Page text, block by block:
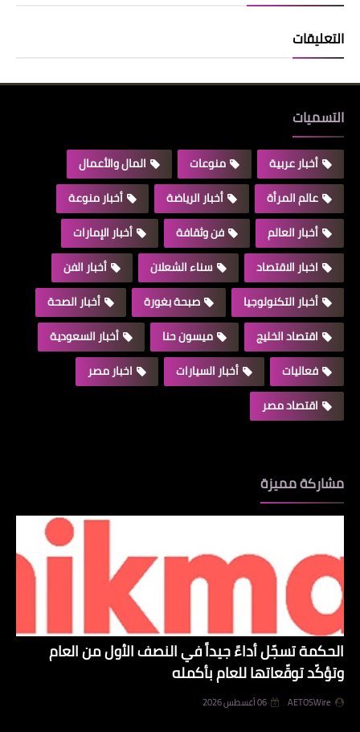
التعليقات
التسميات
أخبار عربية منوعات
المال والأعمال
عالم المرأة
أخبار الرياضة
أخبار منوعة
أخبار العالم
فن وثقافة
أخبار الإمارات
اخبار الاقتصاد
سناء الشعلان
أخبار الفن
أخبار التكنولوجيا
صبحة بغورة
أخبار الصحة
اقتصاد الخليج
ميسون حنا
أخبار السعودية
فعاليات
أخبار السيارات
اخبار مصر
اقتصاد مصر
مشاركة مميزة
الحكمة تسجّل أداءً جيداً في النصف الأول من العام
وتؤكّد توقّعاتها للعام بأكمله
AETOSWire 06 أغسطس 2026